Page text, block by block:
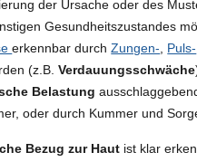
der Ursache oder des
Gesundheitszustandes
erkennbar durchZungen-, Puls-
(z.B.Verdauungsschwäche
Belastung
oder durch Kummer und
Bezug zur Haut ist klar